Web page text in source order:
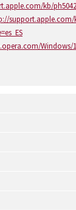
kb/ph5042
support.apple.com/
Windows/